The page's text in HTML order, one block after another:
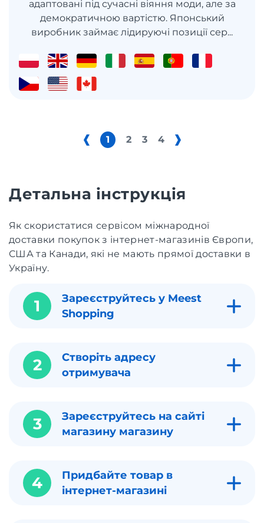
адаптовані під сучасні віяння моди, але за
демократичною вартістю. Японський
виробник займає лідируючі позиції сер...
1 2 3 4
Детальна інструкція
Як скористатися сервісом міжнародної
доставки покупок з інтернет-магазинів Європи,
США та Канади, які не мають прямої доставки в
Україну.
1
Зареєструйтесь у Meest
Shopping
2
Створіть адресу
отримувача
3
Зареєструйтесь на сайті
магазину магазину
4
Придбайте товар в
інтернет-магазині